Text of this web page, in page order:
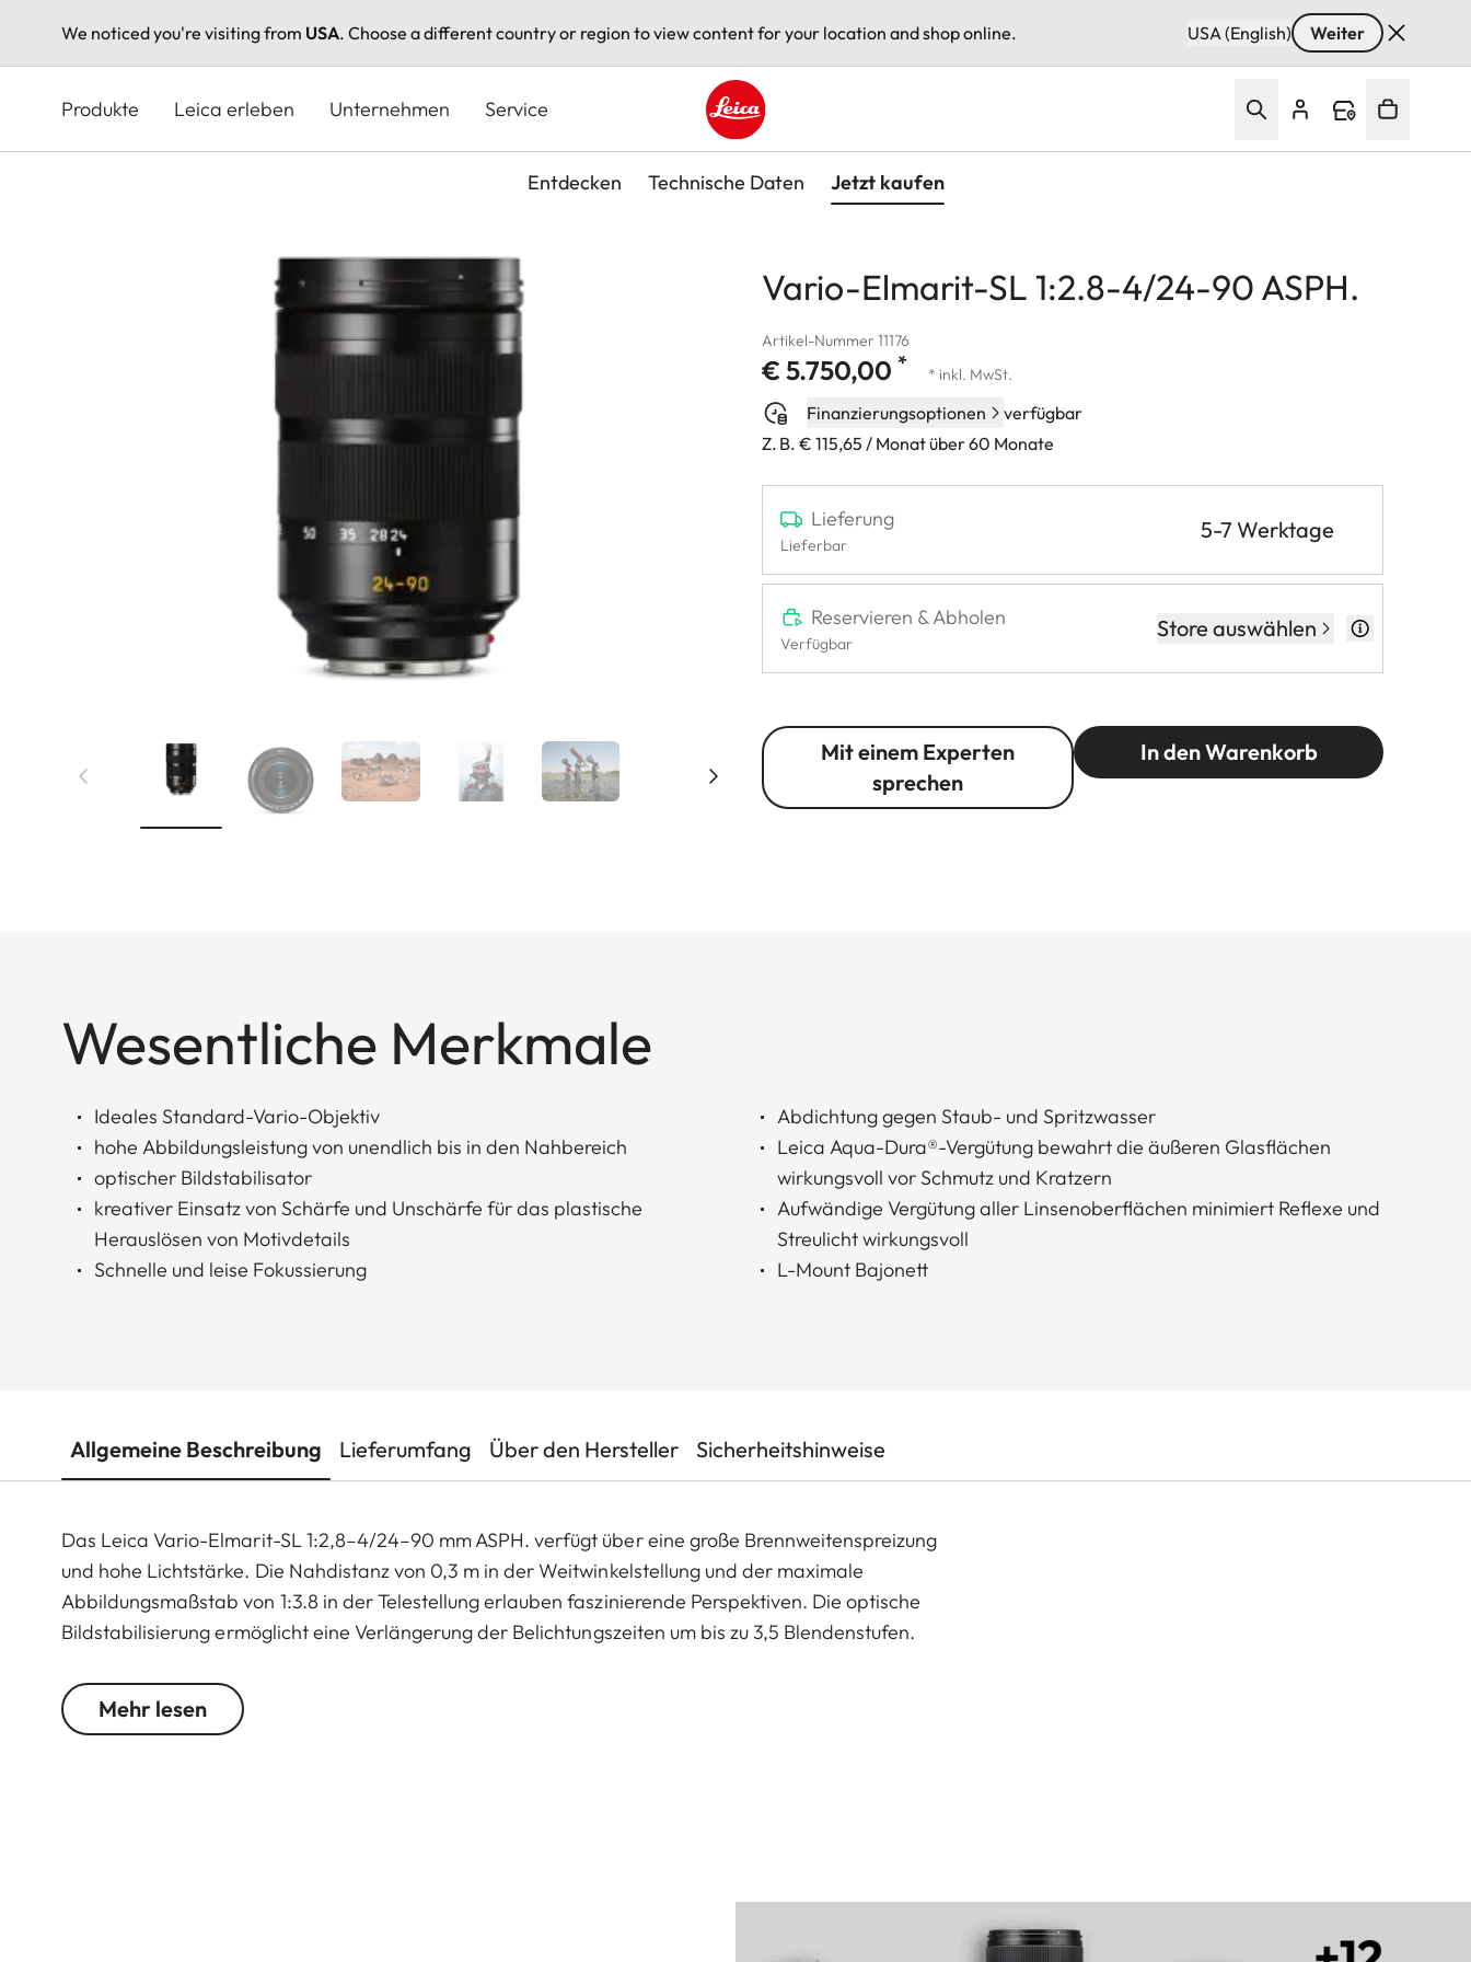
We noticed you're visiting from USA. Choose a different country or region to view content for your location and shop online. USA (English) Weiter
Produkte Leica erleben Unternehmen Service
Leica logo - Home
Entdecken Technische Daten Jetzt kaufen
Vario-Elmarit-SL 1:2.8-4/24-90 ASPH.
Artikel-Nummer 11176
€ 5.750,00 * * inkl. MwSt.
Finanzierungsoptionen
verfügbar
Z. B. € 115,65 / Monat über 60 Monate
Lieferung
Lieferbar
5-7 Werktage
Reservieren & Abholen
Verfügbar
Store auswählen
Mit einem Experten
sprechen
In den Warenkorb
Wesentliche Merkmale
Ideales Standard-Vario-Objektiv
hohe Abbildungsleistung von unendlich bis in den Nahbereich
optischer Bildstabilisator
kreativer Einsatz von Schärfe und Unschärfe für das plastische
Herauslösen von Motivdetails
Schnelle und leise Fokussierung
Abdichtung gegen Staub- und Spritzwasser
Leica Aqua-Dura®-Vergütung bewahrt die äußeren Glasflächen
wirkungsvoll vor Schmutz und Kratzern
Aufwändige Vergütung aller Linsenoberflächen minimiert Reflexe und
Streulicht wirkungsvoll
L-Mount Bajonett
Allgemeine Beschreibung Lieferumfang Über den Hersteller Sicherheitshinweise
Das Leica Vario-Elmarit-SL 1:2,8–4/24–90 mm ASPH. verfügt über eine große Brennweitenspreizung
und hohe Lichtstärke. Die Nahdistanz von 0,3 m in der Weitwinkelstellung und der maximale
Abbildungsmaßstab von 1:3.8 in der Telestellung erlauben faszinierende Perspektiven. Die optische
Bildstabilisierung ermöglicht eine Verlängerung der Belichtungszeiten um bis zu 3,5 Blendenstufen.
asphärischen Linsen und elf Linsen aus Gläsern mit anomaler Teildispersion zur Korrektion
chromatischer Bildfehler. Eine einzige, sehr leichte Einzellinse wird zur Fokussierung bewegt. Mit Hilfe
Mehr lesen